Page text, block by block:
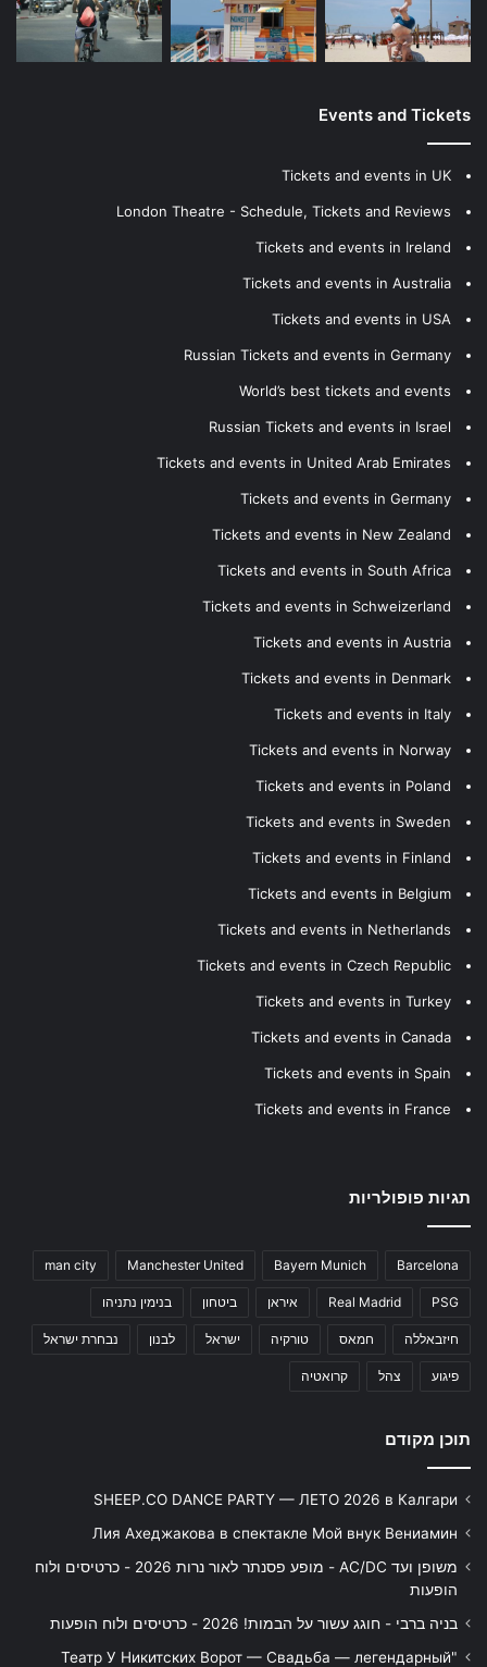
Events and Tickets
Tickets and events in UK
London Theatre - Schedule, Tickets and Reviews
Tickets and events in Ireland
Tickets and events in Australia
Tickets and events in USA
Russian Tickets and events in Germany
World’s best tickets and events
Russian Tickets and events in Israel
Tickets and events in United Arab Emirates
Tickets and events in Germany
Tickets and events in New Zealand
Tickets and events in South Africa
Tickets and events in Schweizerland
Tickets and events in Austria
Tickets and events in Denmark
Tickets and events in Italy
Tickets and events in Norway
Tickets and events in Poland
Tickets and events in Sweden
Tickets and events in Finland
Tickets and events in Belgium
Tickets and events in Netherlands
Tickets and events in Czech Republic
Tickets and events in Turkey
Tickets and events in Canada
Tickets and events in Spain
Tickets and events in France
תגיות פופולריות
Barcelona
Bayern Munich
Manchester United
man city
PSG
Real Madrid איראן ביטחון בנימין נתניהו
חיזבאללה חמאס טורקיה ישראל לבנון נבחרת ישראל
פיגוע צהל קרואטיה
תוכן מקודם
SHEEP.CO DANCE PARTY — ЛЕТО 2026 в Калгари
Лия Ахеджакова в спектакле Мой внук Вениамин
משופן ועד AC/DC - מופע פסנתר לאור נרות 2026 - כרטיסים ולוח
הופעות
בניה ברבי - חוגג עשור על הבמות! 2026 - כרטיסים ולוח הופעות
"Театр У Никитских Ворот — Свадьба — легендарный